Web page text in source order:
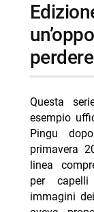
edizione limitata:
perdere
Questa
esempio
Pingu
primavera
linea
per
immagini